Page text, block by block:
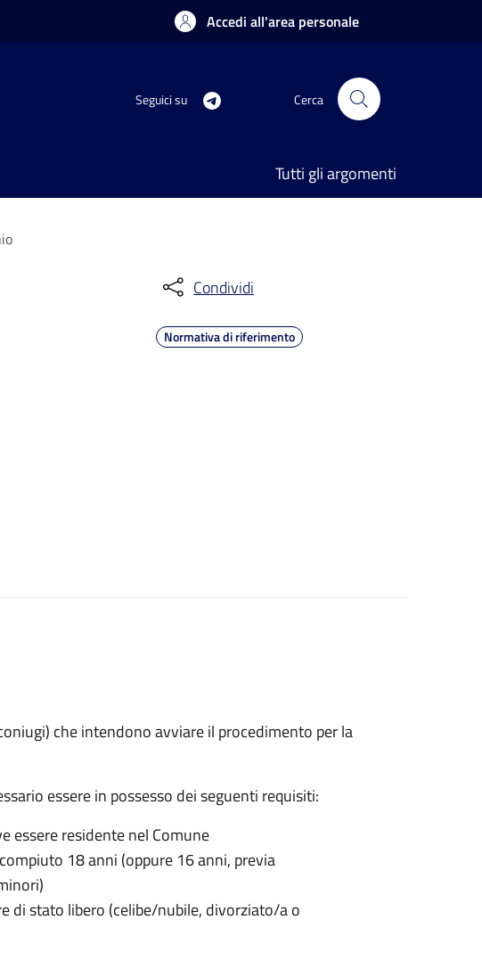
Accedi all'area personale
Seguici su Cerca
Tutti gli argomenti
Condividi
Normativa di riferimento
che intendono avviare il procedimento per la
essere in possesso dei seguenti requisiti:
essere residente nel Comune
18 anni (oppure 16 anni, previa
di stato libero (celibe/nubile, divorziato/a o